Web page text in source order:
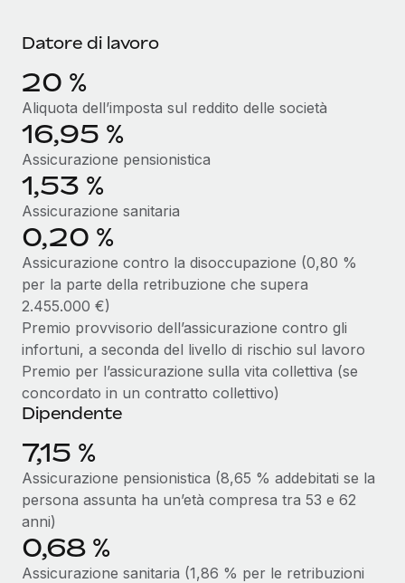
Datore di lavoro
20 %
Aliquota dell’imposta sul reddito delle società
16,95 %
Assicurazione pensionistica
1,53 %
Assicurazione sanitaria
0,20 %
Assicurazione contro la disoccupazione (0,80 %
per la parte della retribuzione che supera
2.455.000 €)
Premio provvisorio dell’assicurazione contro gli
infortuni, a seconda del livello di rischio sul lavoro
Premio per l’assicurazione sulla vita collettiva (se
concordato in un contratto collettivo)
Dipendente
7,15 %
Assicurazione pensionistica (8,65 % addebitati se la
persona assunta ha un’età compresa tra 53 e 62
anni)
0,68 %
Assicurazione sanitaria (1,86 % per le retribuzioni